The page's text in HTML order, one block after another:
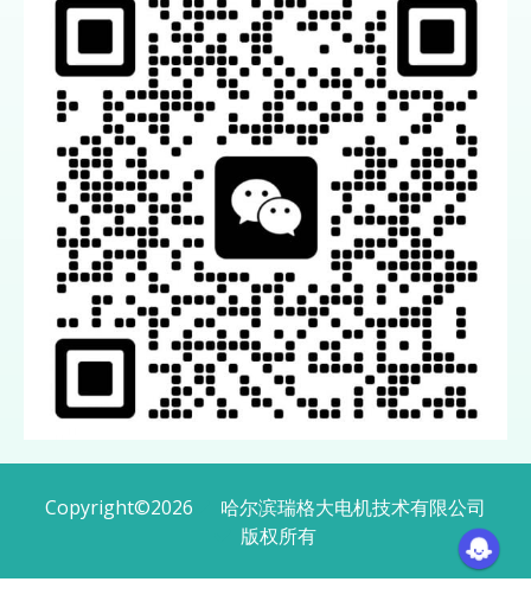
Copyright©2026
哈尔滨瑞格大电机技术有限公司
版权所有